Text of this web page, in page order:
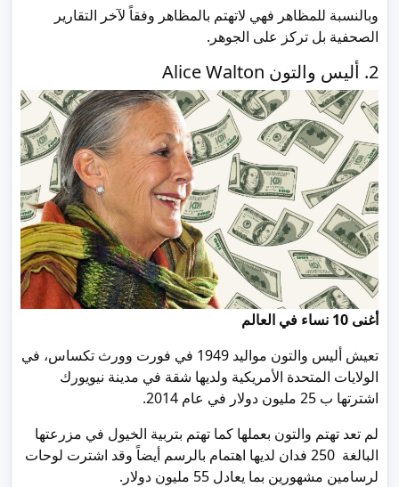
وبالنسبة للمظاهر فهي لاتهتم بالمظاهر وفقاً لآخر التقارير
الصحفية بل تركز على الجوهر.
2. أليس والتون Alice Walton
أغنى 10 نساء في العالم
تعيش أليس والتون مواليد 1949 في فورت وورث تكساس، في
الولايات المتحدة الأمريكية ولديها شقة في مدينة نيويورك
اشترتها ب 25 مليون دولار في عام 2014.
لم تعد تهتم والتون بعملها كما تهتم بتربية الخيول في مزرعتها
البالغة 250 فدان لديها اهتمام بالرسم أيضاً وقد اشترت لوحات
لرسامين مشهورين بما يعادل 55 مليون دولار.